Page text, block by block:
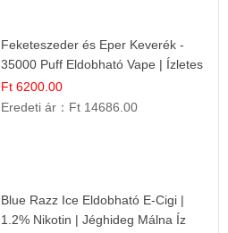
Feketeszeder és Eper Keverék -
35000 Puff Eldobható Vape | Ízletes
Gyümölcsökombináció!
Ft 6200.00
Eredeti ár： Ft 14686.00
Blue Razz Ice Eldobható E-Cigi |
1.2% Nikotin | Jéghideg Málna Íz